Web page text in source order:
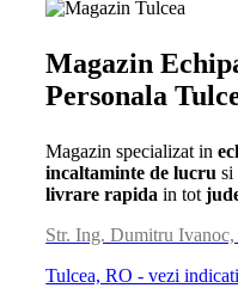
Magazin
Personala
Magazin specializat in
incaltaminte de lucru si
livrare rapida in tot
Str. Ing. Dumitru
Tulcea, RO - vezi